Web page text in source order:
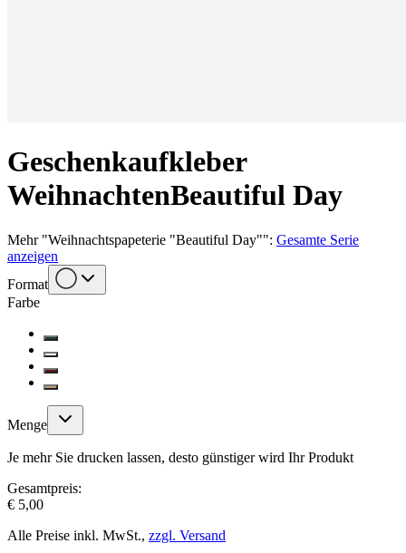
Geschenkaufkleber
WeihnachtenBeautiful Day
Mehr"Weihnachtspapeterie "Beautiful Day"": Gesamte Serie
anzeigen
Format
Farbe
Menge
Je mehr Sie drucken lassen, desto günstiger wird Ihr Produkt
Gesamtpreis:
€ 5,00
Alle Preise inkl. MwSt., zzgl. Versand